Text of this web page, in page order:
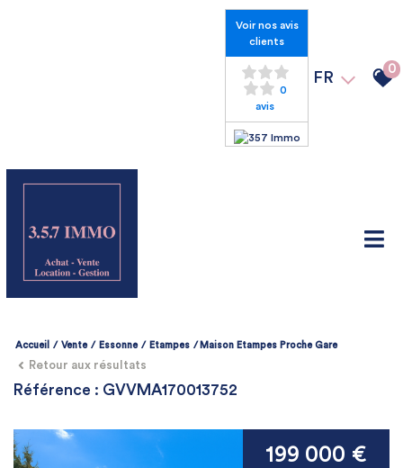
Voir nos avis
clients
0
avis
FR
0
Accueil Vente Essonne Etampes Maison Etampes Proche Gare
Retour aux résultats
Référence : GVVMA170013752
199 000 €